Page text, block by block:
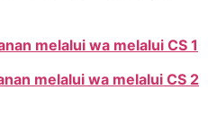
melalui wa melalui CS 1
melalui wa melalui CS 2